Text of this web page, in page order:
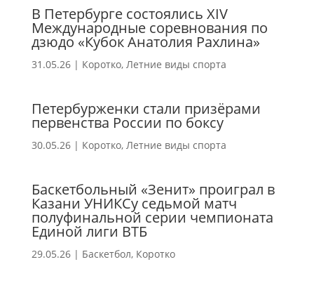
В Петербурге состоялись ХIV
Международные соревнования по
дзюдо «Кубок Анатолия Рахлина»
31.05.26| Коротко, Летние виды спорта
Петербурженки стали призёрами
первенства России по боксу
30.05.26| Коротко, Летние виды спорта
Баскетбольный «Зенит» проиграл в
Казани УНИКСу седьмой матч
полуфинальной серии чемпионата
Единой лиги ВТБ
29.05.26| Баскетбол, Коротко